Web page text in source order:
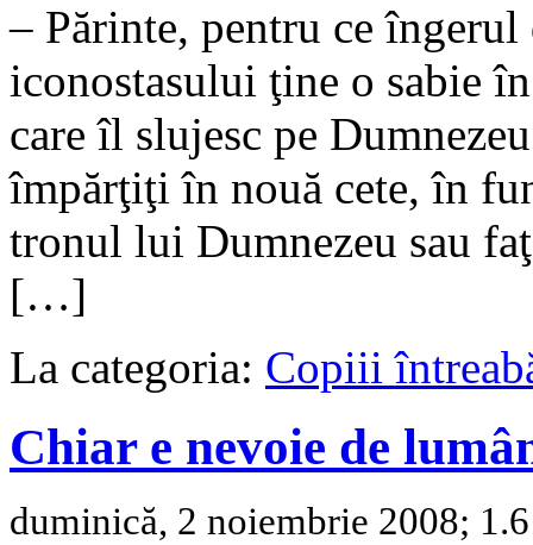
– Părinte, pentru ce îngerul
iconostasului ţine o sabie
care îl slujesc pe
împărţiţi în nouă cete, în
tronul lui Dumnezeu sau
[…]
La categoria: Copiii
Chiar e nevoie de
duminică, 2 noiembrie 2008;